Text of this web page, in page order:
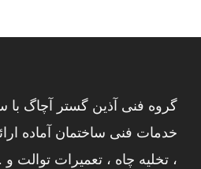
گروه فنی آذین گستر آچاگ با
خدمات فنی ساختمان آماده
، تخلیه چاه ، تعمیرات توالت